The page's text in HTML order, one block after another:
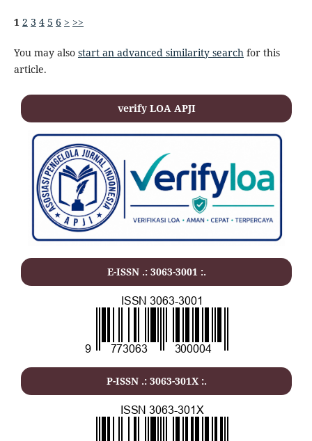
1 2 3 4 5 6 > >>
You may also start an advanced similarity search for this
article.
verify LOA APJI
E-ISSN .: 3063-3001 :.
P-ISSN .: 3063-301X :.